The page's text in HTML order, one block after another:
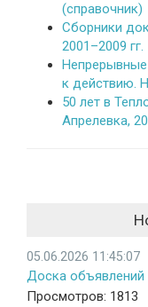
(справочник)
Сборники
2001–2009 гг.
к действию.
50 лет в
Апрелевка,
05.06.2026 11:45:07
Доска объявлений
Просмотров: 1813